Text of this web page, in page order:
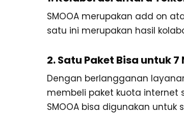
SMOOA merupakan add on
satu ini merupakan hasil
2. Satu Paket Bisa untuk
Dengan berlangganan
membeli paket kuota internet
SMOOA bisa digunakan